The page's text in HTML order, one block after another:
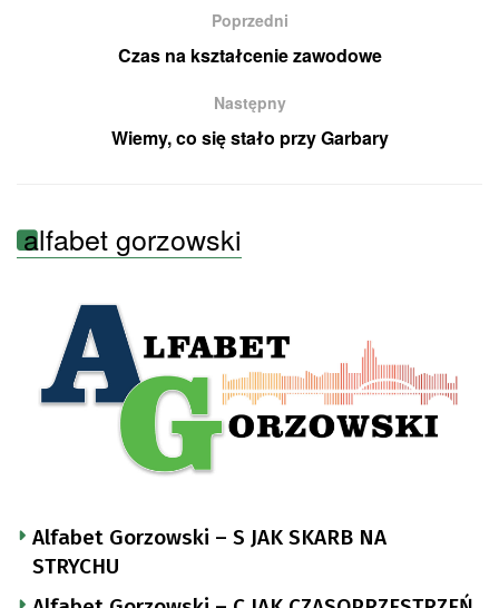
Poprzedni
Czas na kształcenie zawodowe
Następny
Wiemy, co się stało przy Garbary
alfabet gorzowski
Alfabet Gorzowski – S JAK SKARB NA
STRYCHU